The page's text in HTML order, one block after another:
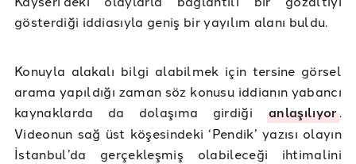
gösterdiği iddiasıyla geniş bir yayılım alanı buldu.
Konuyla alakalı bilgi alabilmek için tersine görsel
arama yapıldığı zaman söz konusu iddianın yabancı
kaynaklarda da dolaşıma girdiğianlaşılıyor.
Videonun sağ üst köşesindeki ‘Pendik’ yazısı olayın
İstanbul’da gerçekleşmiş olabileceği ihtimalini